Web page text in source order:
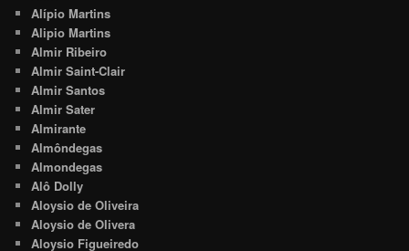
Alípio Martins
Alipio Martins
Almir Ribeiro
Almir Saint-Clair
Almir Santos
Almir Sater
Almirante
Almôndegas
Almondegas
Alô Dolly
Aloysio de Oliveira
Aloysio de Olivera
Aloysio Figueiredo